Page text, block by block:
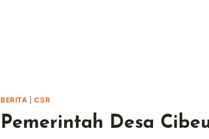
BERITA |CSR
Pemerintah Desa